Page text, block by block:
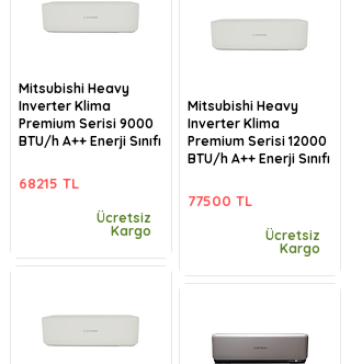
Mitsubishi Heavy
Inverter Klima
Premium Serisi 9000
BTU/h A++ Enerji Sınıfı
68215 TL
Ücretsiz
Kargo
Mitsubishi Heavy
Inverter Klima
Premium Serisi 12000
BTU/h A++ Enerji Sınıfı
77500 TL
Ücretsiz
Kargo